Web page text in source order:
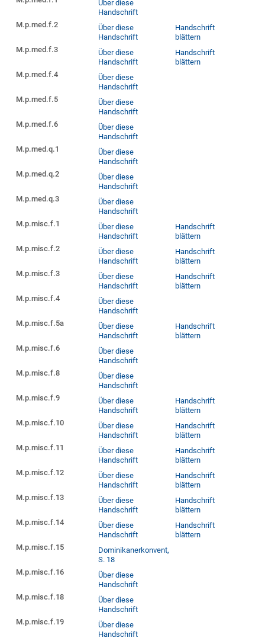
Über diese
Handschrift
M.p.med.f.2
Über diese
Handschrift
Handschrift
blättern
M.p.med.f.3
Über diese
Handschrift
Handschrift
blättern
M.p.med.f.4
Über diese
Handschrift
M.p.med.f.5
Über diese
Handschrift
M.p.med.f.6
Über diese
Handschrift
M.p.med.q.1
Über diese
Handschrift
M.p.med.q.2
Über diese
Handschrift
M.p.med.q.3
Über diese
Handschrift
M.p.misc.f.1
Über diese
Handschrift
Handschrift
blättern
M.p.misc.f.2
Über diese
Handschrift
Handschrift
blättern
M.p.misc.f.3
Über diese
Handschrift
Handschrift
blättern
M.p.misc.f.4
Über diese
Handschrift
M.p.misc.f.5a
Über diese
Handschrift
Handschrift
blättern
M.p.misc.f.6
Über diese
Handschrift
M.p.misc.f.8
Über diese
Handschrift
M.p.misc.f.9
Über diese
Handschrift
Handschrift
blättern
M.p.misc.f.10
Über diese
Handschrift
Handschrift
blättern
M.p.misc.f.11
Über diese
Handschrift
Handschrift
blättern
M.p.misc.f.12
Über diese
Handschrift
Handschrift
blättern
M.p.misc.f.13
Über diese
Handschrift
Handschrift
blättern
M.p.misc.f.14
Über diese
Handschrift
Handschrift
blättern
M.p.misc.f.15
Dominikanerkonvent,
S. 18
M.p.misc.f.16
Über diese
Handschrift
M.p.misc.f.18
Über diese
Handschrift
M.p.misc.f.19
Über diese
Handschrift